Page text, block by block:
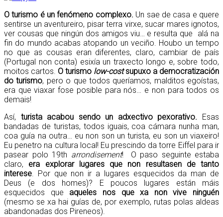
O turismo é un fenómeno complexo. Un sae de casa e quere
sentirse un aventureiro, pisar terra virxe, sucar mares ignotos,
ver cousas que ningún dos amigos viu… e resulta que alá na
fin do mundo acabas atopando un veciño. Houbo un tempo
no que as cousas eran diferentes, claro, cambiar de país
(Portugal non conta) esixía un traxecto longo e, sobre todo,
moitos cartos. O turismo low-costsupuxo a democratización
do turismo, pero o que todos queríamos, malditos egoístas,
era que viaxar fose posible para nós… e non para todos os
demais!
Así, turista acabou sendo un adxectivo pexorativo. Esas
bandadas de turistas, todos iguais, coa cámara nunha man,
coa guía na outra… eu non son un turista, eu son un viaxeiro!
Eu penetro na cultura local! Eu prescindo da torre Eiffel para ir
pasear polo 19th arrondisement! O paso seguinte estaba
claro, era explorar lugares que non resultasen de tanto
interese. Por que non ir a lugares esquecidos da man de
Deus (e dos homes)? E poucos lugares están máis
esquecidos que aqueles nos que xa non vive ninguén
(mesmo se xa hai guías de, por exemplo, rutas polas aldeas
abandonadas dos Pireneos).